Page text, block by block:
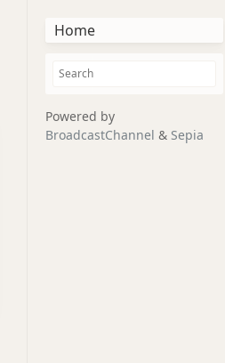
Home
Powered by
BroadcastChannel & Sepia